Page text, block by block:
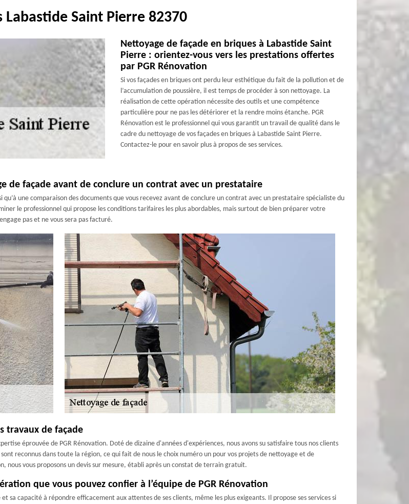
Saint Pierre 82370
Nettoyage de façade en briques à Labastide Saint
Pierre : orientez-vous vers les prestations offertes
par PGR Rénovation
Si vos façades en briques ont perdu leur esthétique du fait de la pollution et de
l’accumulation de poussière, il est temps de procéder à son nettoyage. La
réalisation de cette opération nécessite des outils et une compétence
particulière pour ne pas les détériorer et la rendre moins étanche. PGR
Rénovation est le professionnel qui vous garantit un travail de qualité dans le
cadre du nettoyage de vos façades en briques à Labastide Saint Pierre.
Contactez-le pour en savoir plus à propos de ses services.
de façade avant de conclure un contrat avec un prestataire
une comparaison des documents que vous recevez avant de conclure un contrat avec un prestataire spécialiste du
le professionnel qui propose les conditions tarifaires les plus abordables, mais surtout de bien préparer votre
pas et ne vous sera pas facturé.
travaux de façade
éprouvée de PGR Rénovation. Doté de dizaine d'années d'expériences, nous avons su satisfaire tous nos clients
reconnus dans toute la région, ce qui fait de nous le choix numéro un pour vos projets de nettoyage et de
nous vous proposons un devis sur mesure, établi après un constat de terrain gratuit.
que vous pouvez confier à l’équipe de PGR Rénovation
sa capacité à répondre efficacement aux attentes de ses clients, même les plus exigeants. Il propose ses services si